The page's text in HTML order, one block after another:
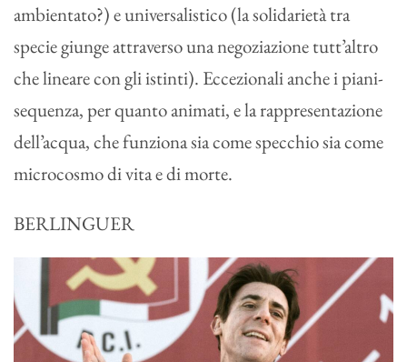
ambientato?) e universalistico (la solidarietà tra
specie giunge attraverso una negoziazione tutt’altro
che lineare con gli istinti). Eccezionali anche i piani-
sequenza, per quanto animati, e la rappresentazione
dell’acqua, che funziona sia come specchio sia come
microcosmo di vita e di morte.
BERLINGUER